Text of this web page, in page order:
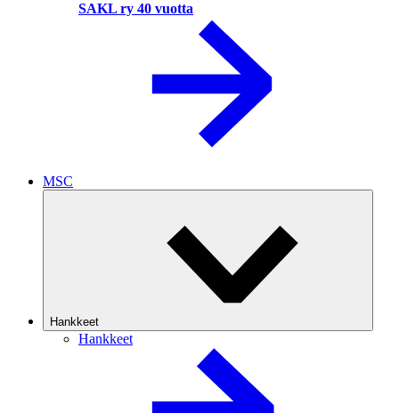
SAKL ry 40 vuotta
MSC
Hankkeet
Hankkeet